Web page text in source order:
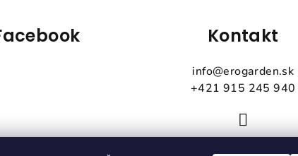
Kontakt
info@erogarden.sk
+421 915 245 940